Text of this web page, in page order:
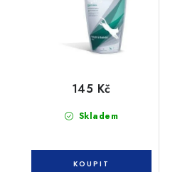
Skladem
145 Kč